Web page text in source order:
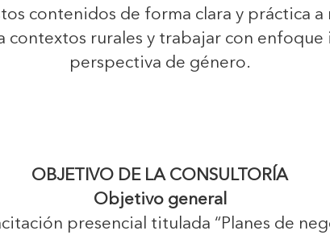
contenidos de forma clara y práctica
contextos rurales y trabajar con
perspectiva de género.
OBJETIVO DE LA CONSULTORÍA
Objetivo general
presencial titulada “Planes de